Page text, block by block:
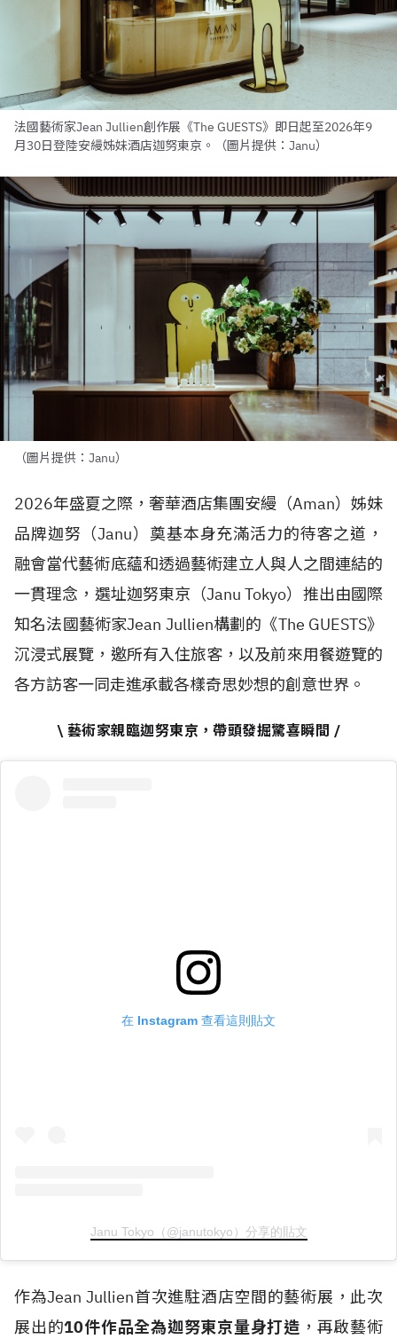
法國藝術家Jean Jullien創作展《The GUESTS》即日起至2026年9
月30日登陸安縵姊妹酒店迦努東京。（圖片提供：Janu）
（圖片提供：Janu）
2026年盛夏之際，奢華酒店集團安縵（Aman）姊妹
品牌迦努（Janu）奠基本身充滿活力的待客之道，
融會當代藝術底蘊和透過藝術建立人與人之間連結的
一貫理念，選址迦努東京（Janu Tokyo）推出由國際
知名法國藝術家Jean Jullien構劃的《The GUESTS》
沉浸式展覽，邀所有入住旅客，以及前來用餐遊覽的
各方訪客一同走進承載各樣奇思妙想的創意世界。
\ 藝術家親臨迦努東京，帶頭發掘驚喜瞬間 /
在 Instagram 查看這則貼文
Janu Tokyo（@janutokyo）分享的貼文
作為Jean Jullien首次進駐酒店空間的藝術展，此次
展出的10件作品全為迦努東京量身打造 ，再啟藝術